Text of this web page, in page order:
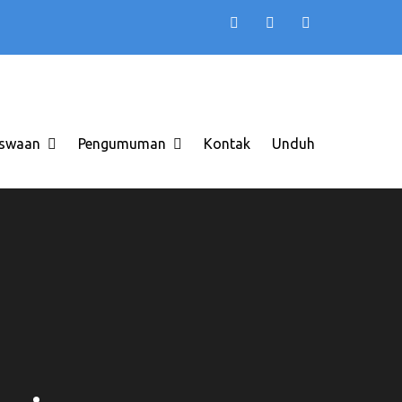
Pengumuman Kontak Unduh